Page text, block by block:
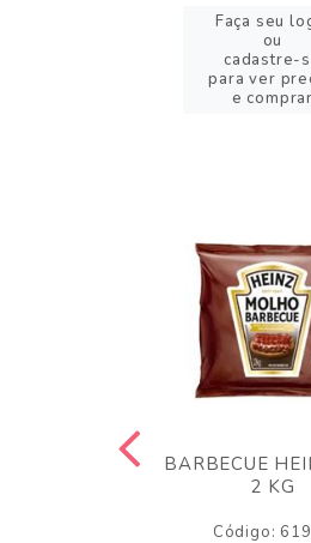
Faça seu
ou
cadastre-
para ver
e comprar
BARBECUE
2 KG
Código: